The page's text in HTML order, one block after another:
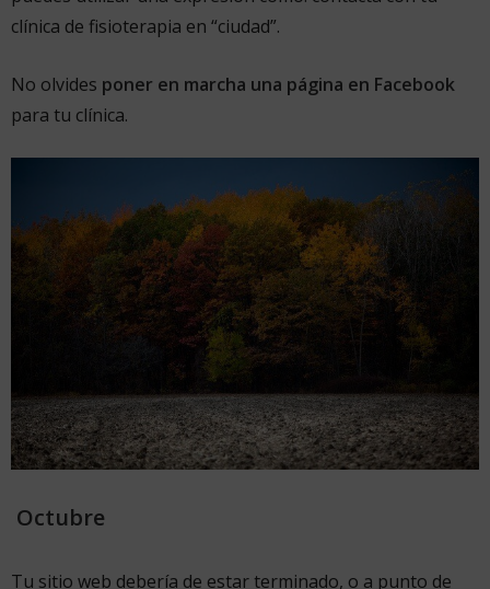
clínica de fisioterapia en “ciudad”.
No olvides poner en marcha una página en Facebook
para tu clínica.
Octubre
Tu sitio web debería de estar terminado, o a punto de